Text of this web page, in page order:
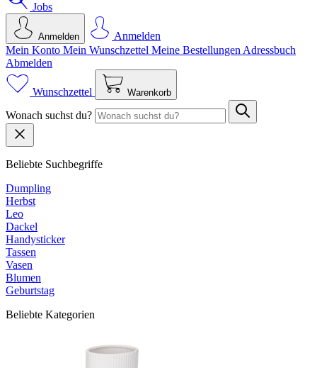
Jobs
Anmelden
Anmelden
Mein Konto Mein Wunsch­zettel Meine Bestellungen Adressbuch
Abmelden
Wunschzettel Warenkorb
Wonach suchst du?
Beliebte Suchbegriffe
Dumpling
Herbst
Leo
Dackel
Handysticker
Tassen
Vasen
Blumen
Geburtstag
Beliebte Kategorien